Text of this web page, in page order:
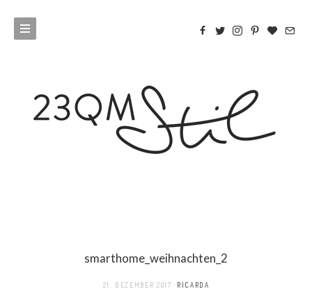
smarthome_weihnachten_2
21. DEZEMBER 2017 RICARDA